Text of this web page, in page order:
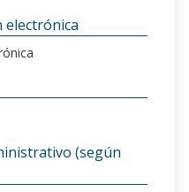
electrónica
(según